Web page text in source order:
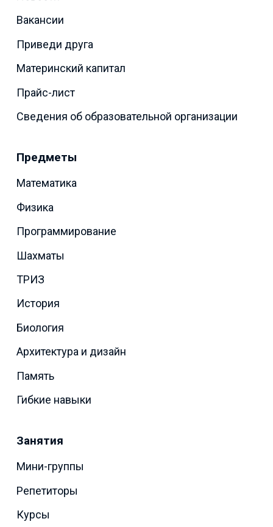
Вакансии
Приведи друга
Материнский капитал
Прайс-лист
Сведения об образовательной организации
Предметы
Математика
Физика
Программирование
Шахматы
ТРИЗ
История
Биология
Архитектура и дизайн
Память
Гибкие навыки
Занятия
Мини-группы
Репетиторы
Курсы